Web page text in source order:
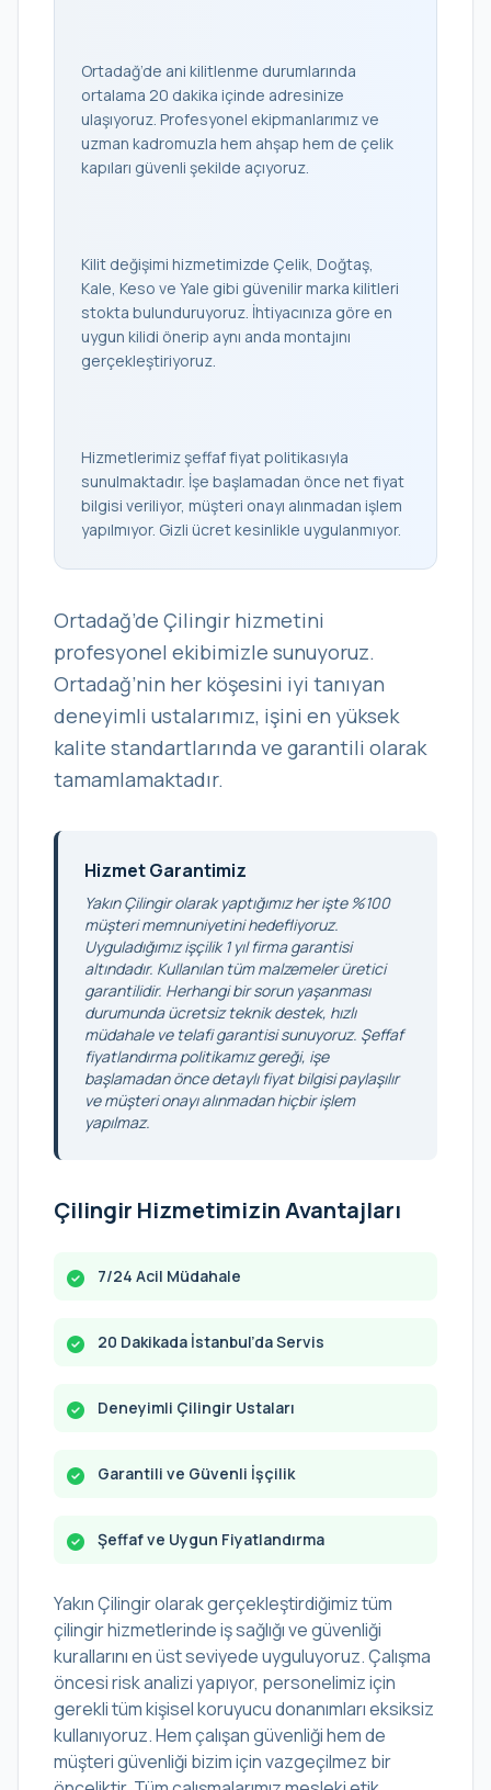
Ortadağ’de ani kilitlenme durumlarında
ortalama 20 dakika içinde adresinize
ulaşıyoruz. Profesyonel ekipmanlarımız ve
uzman kadromuzla hem ahşap hem de çelik
kapıları güvenli şekilde açıyoruz.
Kilit değişimi hizmetimizde Çelik, Doğtaş,
Kale, Keso ve Yale gibi güvenilir marka kilitleri
stokta bulunduruyoruz. İhtiyacınıza göre en
uygun kilidi önerip aynı anda montajını
gerçekleştiriyoruz.
Hizmetlerimiz şeffaf fiyat politikasıyla
sunulmaktadır. İşe başlamadan önce net fiyat
bilgisi veriliyor, müşteri onayı alınmadan işlem
yapılmıyor. Gizli ücret kesinlikle uygulanmıyor.
Ortadağ’de Çilingir hizmetini
profesyonel ekibimizle sunuyoruz.
Ortadağ’nin her köşesini iyi tanıyan
deneyimli ustalarımız, işini en yüksek
kalite standartlarında ve garantili olarak
tamamlamaktadır.
Hizmet Garantimiz
Yakın Çilingir olarak yaptığımız her işte %100
müşteri memnuniyetini hedefliyoruz.
Uyguladığımız işçilik 1 yıl firma garantisi
altındadır. Kullanılan tüm malzemeler üretici
garantilidir. Herhangi bir sorun yaşanması
durumunda ücretsiz teknik destek, hızlı
müdahale ve telafi garantisi sunuyoruz. Şeffaf
fiyatlandırma politikamız gereği, işe
başlamadan önce detaylı fiyat bilgisi paylaşılır
ve müşteri onayı alınmadan hiçbir işlem
yapılmaz.
Çilingir Hizmetimizin Avantajları
7/24 Acil Müdahale
20 Dakikada İstanbul’da Servis
Deneyimli Çilingir Ustaları
Garantili ve Güvenli İşçilik
Şeffaf ve Uygun Fiyatlandırma
Yakın Çilingir olarak gerçekleştirdiğimiz tüm
çilingir hizmetlerinde iş sağlığı ve güvenliği
kurallarını en üst seviyede uyguluyoruz. Çalışma
öncesi risk analizi yapıyor, personelimiz için
gerekli tüm kişisel koruyucu donanımları eksiksiz
kullanıyoruz. Hem çalışan güvenliği hem de
müşteri güvenliği bizim için vazgeçilmez bir